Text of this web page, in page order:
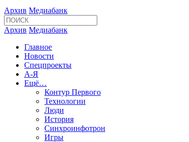
Архив Медиабанк
Архив Медиабанк
Главное
Новости
Спецпроекты
А-Я
Ещё…
Контур Первого
Технологии
Люди
История
Синхроинфотрон
Игры